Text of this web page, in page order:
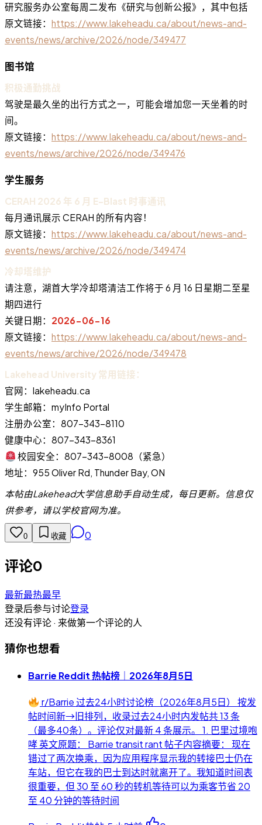
研究服务办公室每周二发布《研究与创新公报》，其中包括
原文链接： https://www.lakeheadu.ca/about/news-and-
events/news/archive/2026/node/349477
图书馆
积极通勤挑战
驾驶是最久坐的出行方式之一，可能会增加您一天坐着的时
间。
原文链接： https://www.lakeheadu.ca/about/news-and-
events/news/archive/2026/node/349476
学生服务
CERAH 2026 年 6 月 E-Blast 时事通讯
每月通讯展示 CERAH 的所有内容！
原文链接： https://www.lakeheadu.ca/about/news-and-
events/news/archive/2026/node/349474
冷却塔维护
请注意，湖首大学冷却塔清洁工作将于 6 月 16 日星期二至星
期四进行
关键日期： 2026-06-16
原文链接： https://www.lakeheadu.ca/about/news-and-
events/news/archive/2026/node/349478
Lakehead University 常用链接：
官网：lakeheadu.ca
学生邮箱：myInfo Portal
注册办公室：807-343-8110
健康中心：807-343-8361
校园安全：807-343-8008（紧急）
地址：955 Oliver Rd, Thunder Bay, ON
本帖由Lakehead大学信息助手自动生成，每日更新。信息仅
供参考，请以学校官网为准。
0 收藏 0
评论0
最新最热最早
登录后参与讨论登录
还没有评论 · 来做第一个评论的人
猜你也想看
Barrie Reddit 热帖榜｜2026年8月5日
r/Barrie 过去24小时讨论榜（2026年8月5日） 按发
帖时间新→旧排列，收录过去24小时内发帖共 13 条
（最多40条）。评论仅对最新 4 条展示。 1. 巴里过境咆
哮 英文原题： Barrie transit rant 帖子内容摘要： 现在
错过了两次换乘，因为应用程序显示我的转接巴士仍在
车站，但它在我的巴士到达时就离开了。我知道时间表
很重要，但 30 至 60 秒的转机等待可以为乘客节省 20
至 40 分钟的等待时间